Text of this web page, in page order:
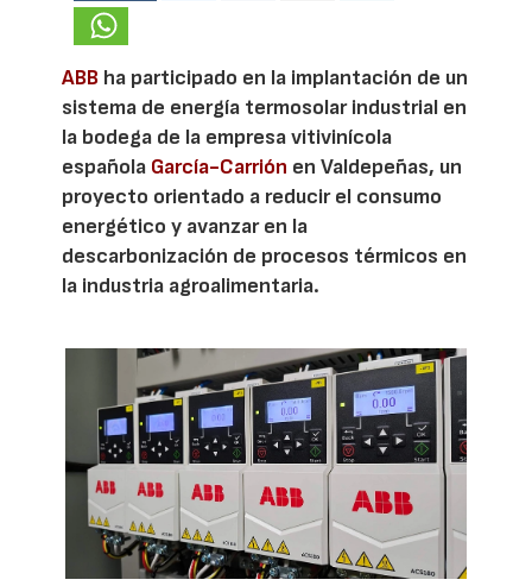
ABB ha participado en la implantación de un
sistema de energía termosolar industrial en
la bodega de la empresa vitivinícola
española García-Carrión en Valdepeñas, un
proyecto orientado a reducir el consumo
energético y avanzar en la
descarbonización de procesos térmicos en
la industria agroalimentaria.